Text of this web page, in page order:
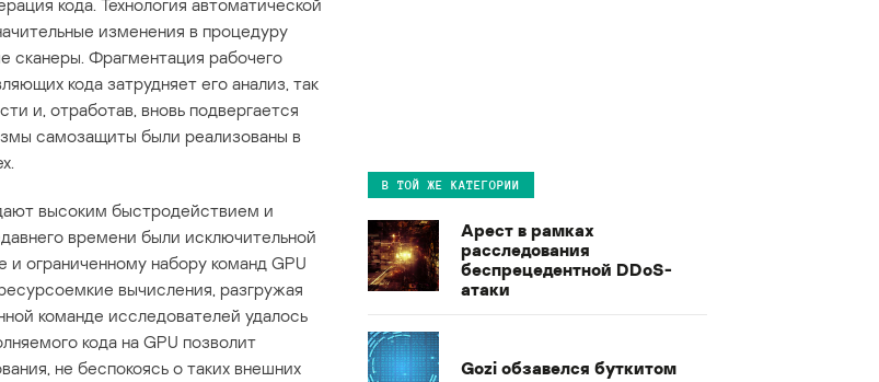
кода. Технология автоматической
изменения в процедуру
сканеры. Фрагментация рабочего
кода затрудняет его анализ, так
и, отработав, вновь подвергается
самозащиты были реализованы в
высоким быстродействием и
времени были исключительной
и ограниченному набору команд GPU
вычисления, разгружая
команде исследователей удалось
кода на GPU позволит
не беспокоясь о таких внешних
В ТОЙ ЖЕ КАТЕГОРИИ
Арест в рамках
расследования
беспрецедентной DDoS-
атаки
Gozi обзавелся буткитом